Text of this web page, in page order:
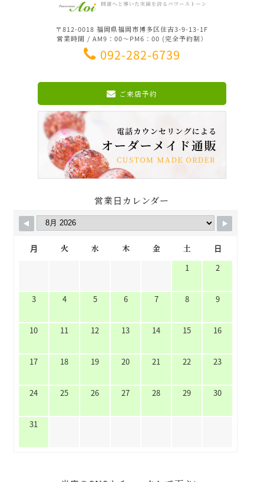
〒812-0018 福岡県福岡市博多区住吉3-9-13-1F
営業時間 / AM9：00～PM6：00 (完全予約制）
092-282-6739
ご来店予約
営業日カレンダー
月 火 水 木 金 土
日
1
2
3 4 5 6 7 8 9
10 11 12 13 14 15 16
17 18 19 20 21 22 23
24 25 26 27 28 29 30
31